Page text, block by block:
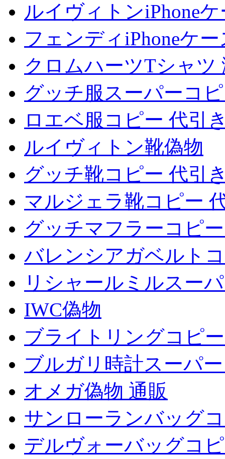
ルイヴィトンiPhone
フェンディiPhoneケ
クロムハーツTシャツ
グッチ服スーパーコ
ロエベ服コピー 代引
ルイヴィトン靴偽物
グッチ靴コピー 代引
マルジェラ靴コピー
グッチマフラーコピ
バレンシアガベルト
リシャールミルスー
IWC偽物
ブライトリングコピ
ブルガリ時計スーパ
オメガ偽物 通販
サンローランバッグ
デルヴォーバッグコ